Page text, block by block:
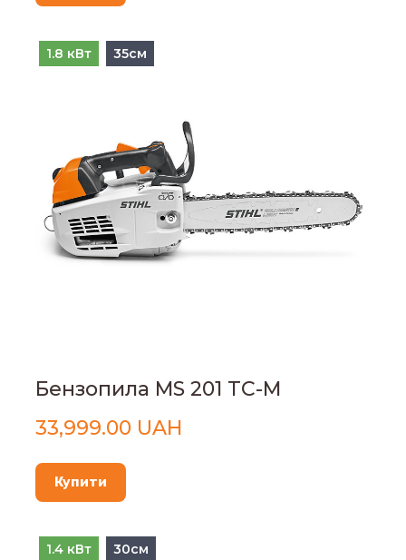
1.8 кВт 35см
Бензопила MS 201 TC-M
33,999.00 UAH
Купити
1.4 кВт 30см